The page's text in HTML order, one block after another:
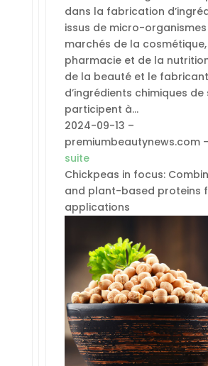
dans la fabrication
issus de micro-
marchés de la
pharmacie et de la
de la beauté et le fabricant
d’ingrédients chimiques
participent à…
2024-09-13 –
premiumbeautynews.com –
suite
Chickpeas in focus:
and plant-based proteins
applications